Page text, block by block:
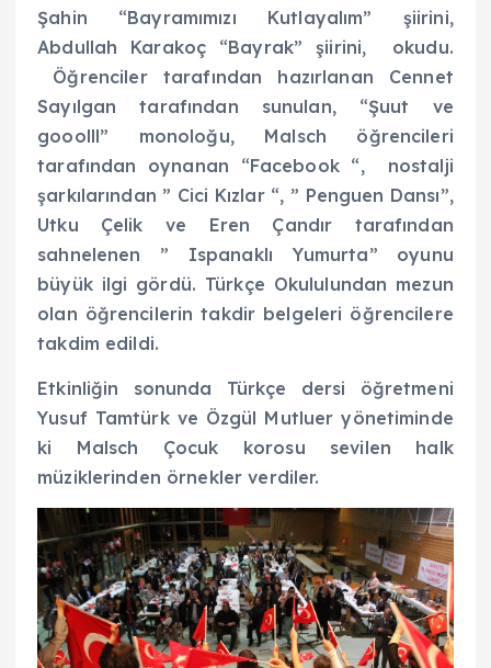
Şahin “Bayramımızı Kutlayalım” şiirini,
Abdullah Karakoç “Bayrak” şiirini, okudu.
Öğrenciler tarafından hazırlanan Cennet
Sayılgan tarafından sunulan, “Şuut ve
gooolll” monoloğu, Malsch öğrencileri
tarafından oynanan “Facebook “, nostalji
şarkılarından ” Cici Kızlar “, ” Penguen Dansı”,
Utku Çelik ve Eren Çandır tarafından
sahnelenen ” Ispanaklı Yumurta” oyunu
büyük ilgi gördü. Türkçe Okululundan mezun
olan öğrencilerin takdir belgeleri öğrencilere
takdim edildi.
Etkinliğin sonunda Türkçe dersi öğretmeni
Yusuf Tamtürk ve Özgül Mutluer yönetiminde
ki Malsch Çocuk korosu sevilen halk
müziklerinden örnekler verdiler.